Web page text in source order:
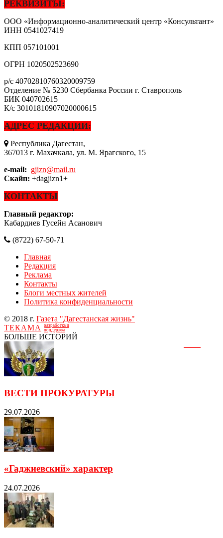
РЕКВИЗИТЫ:
ООО «Информационно-аналитический центр «Консультант»
ИНН 0541027419
КПП 057101001
ОГРН 1020502523690
р/с 40702810760320009759
Отделение № 5230 Сбербанка России г. Ставрополь
БИК 040702615
К/с 30101810907020000615
АДРЕС РЕДАКЦИИ:
Республика Дагестан,
367013 г. Махачкала, ул. М. Ярагского, 15
e-mail: gjizn@mail.ru
Скайп: +dagjizn1+
КОНТАКТЫ
Главный редактор:
Кабардиев Гусейн Асанович
(8722) 67-50-71
Главная
Редакция
Реклама
Контакты
Блоги местных жителей
Политика конфиденциальности
© 2018 г. Газета "Дагестанская жизнь"
ТЕКАМА
разработка и
поддержка
БОЛЬШЕ ИСТОРИЙ
ВЕСТИ ПРОКУРАТУРЫ
29.07.2026
«Гаджиевский» характер
24.07.2026